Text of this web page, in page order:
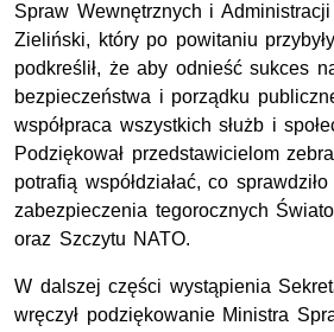
Spraw Wewnętrznych i
Zieliński, który po powitaniu
podkreślił, że aby odnieść sukces
bezpieczeństwa i porządku
współpraca wszystkich służb i
Podziękował przedstawicielom
potrafią współdziałać, co
zabezpieczenia tegorocznych
oraz Szczytu NATO.
W dalszej części wystąpienia
wręczył podziękowanie Ministra